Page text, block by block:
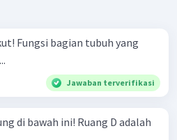
Jawaban terverifikasi
ini! Ruang D adalah